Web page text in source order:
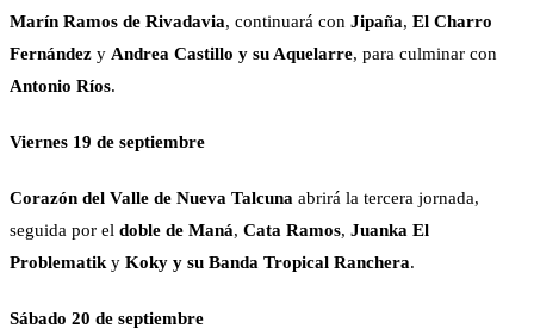
Marín Ramos de Rivadavia, continuará con Jipaña, El Charro
Fernández y Andrea Castillo y su Aquelarre, para culminar con
Antonio Ríos.
Viernes 19 de septiembre
Corazón del Valle de Nueva Talcuna abrirá la tercera jornada,
seguida por el doble de Maná, Cata Ramos, Juanka El
Problematik y Koky y su Banda Tropical Ranchera.
Sábado 20 de septiembre